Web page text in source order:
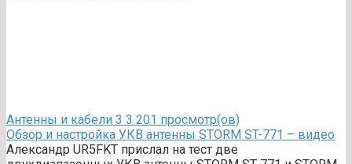
Антенны и кабели 3 3 201 просмотр(ов)
Обзор и настройка УКВ антенны STORM ST-771 – видео
Александр UR5FKT прислал на тест две